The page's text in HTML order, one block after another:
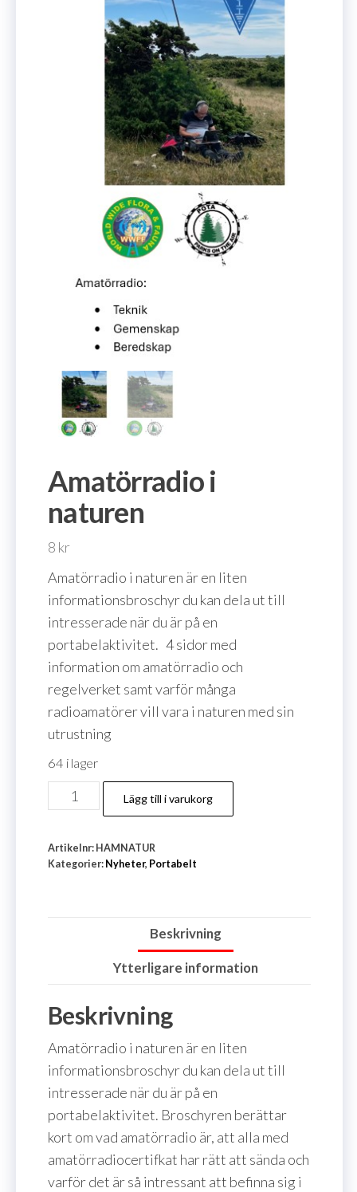
Amatörradio i
naturen
8 kr
Amatörradio i naturen är en liten
informationsbroschyr du kan dela ut till
intresserade när du är på en
portabelaktivitet. 4 sidor med
information om amatörradio och
regelverket samt varför många
radioamatörer vill vara i naturen med sin
utrustning
64 i lager
Amatörradio
i
mängd
Lägg till i varukorg
Artikelnr: HAMNATUR
Kategorier: Nyheter, Portabelt
Beskrivning
Ytterligare information
Beskrivning
Amatörradio i naturen är en liten
informationsbroschyr du kan dela ut till
intresserade när du är på en
portabelaktivitet. Broschyren berättar
kort om vad amatörradio är, att alla med
amatörradiocertifkat har rätt att sända och
varför det är så intressant att befinna sig i